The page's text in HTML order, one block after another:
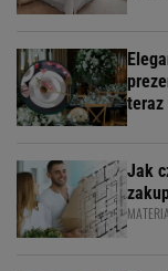
teraz
Jak